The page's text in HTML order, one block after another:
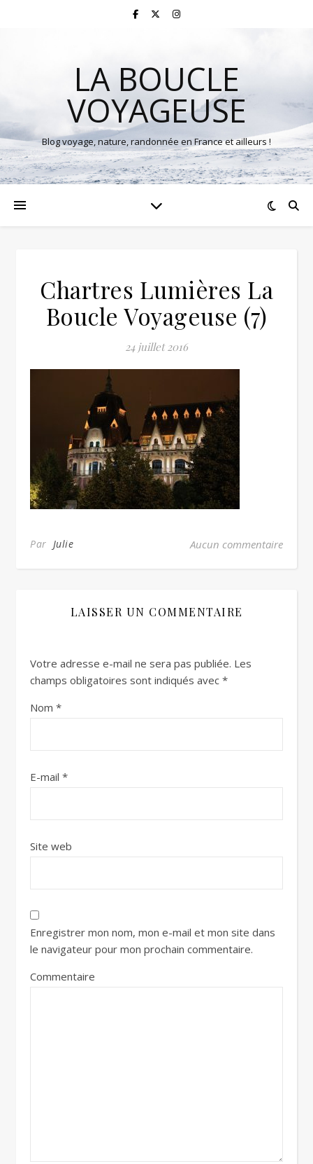
LA BOUCLE
VOYAGEUSE
Blog voyage, nature, randonnée en France et ailleurs !
Chartres Lumières La
Boucle Voyageuse (7)
24 juillet 2016
Par Julie Aucun commentaire
LAISSER UN COMMENTAIRE
Votre adresse e-mail ne sera pas publiée. Les
champs obligatoires sont indiqués avec *
Nom *
E-mail *
Site web
Enregistrer mon nom, mon e-mail et mon site dans
le navigateur pour mon prochain commentaire.
Commentaire